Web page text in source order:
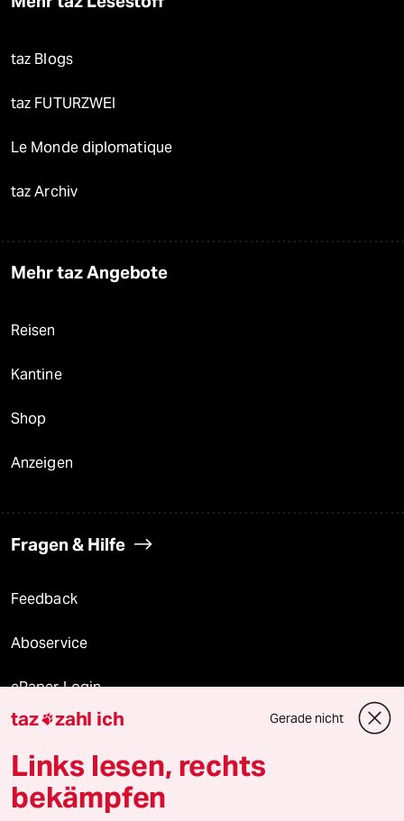
taz Blogs
taz FUTURZWEI
Le Monde diplomatique
taz Archiv
Mehr taz Angebote
Reisen
Kantine
Shop
Anzeigen
Fragen & Hilfe
Feedback
Aboservice
ePaper Login
Downloads für Abonnierende
© 2026 taz Verlags und Vertriebs GmbH
taz zahl ich Gerade nicht
Links lesen, rechts
bekämpfen